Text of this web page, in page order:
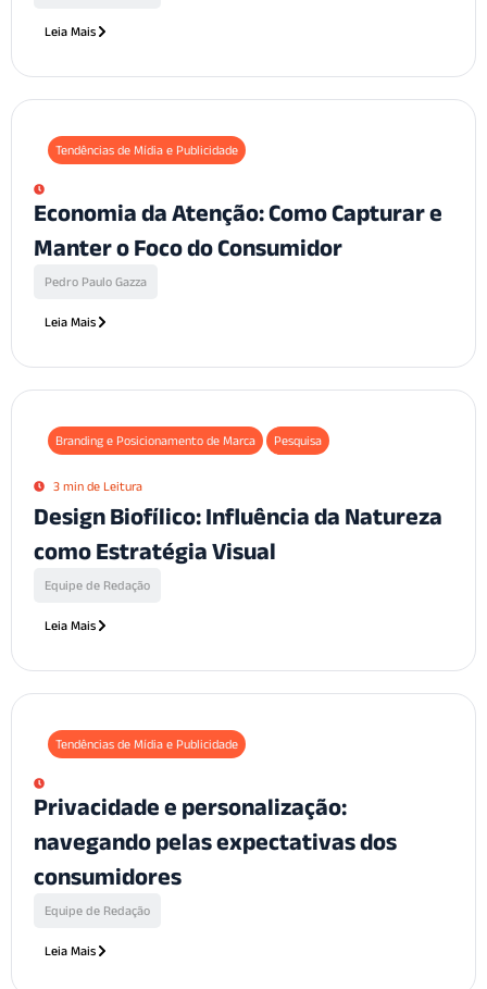
Leia Mais
Tendências de Mídia e Publicidade
Economia da Atenção: Como Capturar e
Manter o Foco do Consumidor
Pedro Paulo Gazza
Leia Mais
Branding e Posicionamento de Marca Pesquisa
3 min de Leitura
Design Biofílico: Influência da Natureza
como Estratégia Visual
Equipe de Redação
Leia Mais
Tendências de Mídia e Publicidade
Privacidade e personalização:
navegando pelas expectativas dos
consumidores
Equipe de Redação
Leia Mais